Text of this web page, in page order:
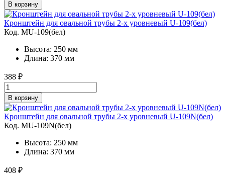
В корзину
Кронштейн для овальной трубы 2-х уровневый U-109(бел)
Код. MU-109(бел)
Высота: 250 мм
Длина: 370 мм
388 ₽
В корзину
Кронштейн для овальной трубы 2-х уровневый U-109N(бел)
Код. MU-109N(бел)
Высота: 250 мм
Длина: 370 мм
408 ₽